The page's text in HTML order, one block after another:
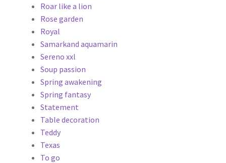
Roar like a lion
Rose garden
Royal
Samarkand aquamarin
Sereno xxl
Soup passion
Spring awakening
Spring fantasy
Statement
Table decoration
Teddy
Texas
To go